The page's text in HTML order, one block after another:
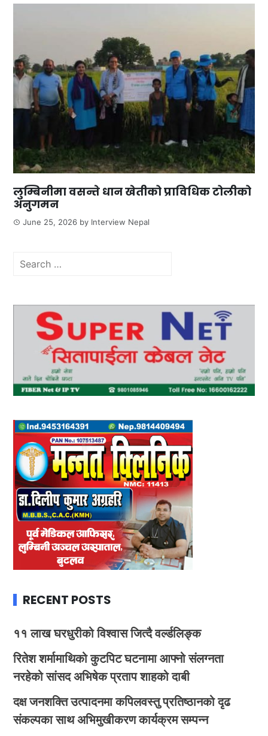
लुम्बिनीमा वसन्ते धान खेतीको प्राविधिक टोलीको
अनुगमन
June 25, 2026 by Interview Nepal
Search
RECENT POSTS
११ लाख घरधुरीको विश्वास जित्दै वर्ल्डलिङ्क
रितेश शर्मामाथिको कुटपिट घटनामा आफ्नो संलग्नता
नरहेको सांसद अभिषेक प्रताप शाहको दाबी
दक्ष जनशक्ति उत्पादनमा कपिलवस्तु प्रतिष्ठानको दृढ
संकल्पका साथ अभिमुखीकरण कार्यक्रम सम्पन्न